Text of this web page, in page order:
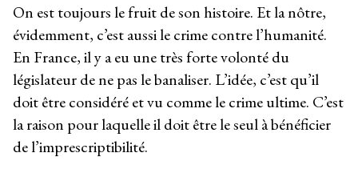
On est toujours le fruit de son histoire. Et la nôtre,
évidemment, c’est aussi le crime contre l’humanité.
En France, il y a eu une très forte volonté du
législateur de ne pas le banaliser. L’idée, c’est qu’il
doit être considéré et vu comme le crime ultime. C’est
la raison pour laquelle il doit être le seul à bénéficier
de l’imprescriptibilité.